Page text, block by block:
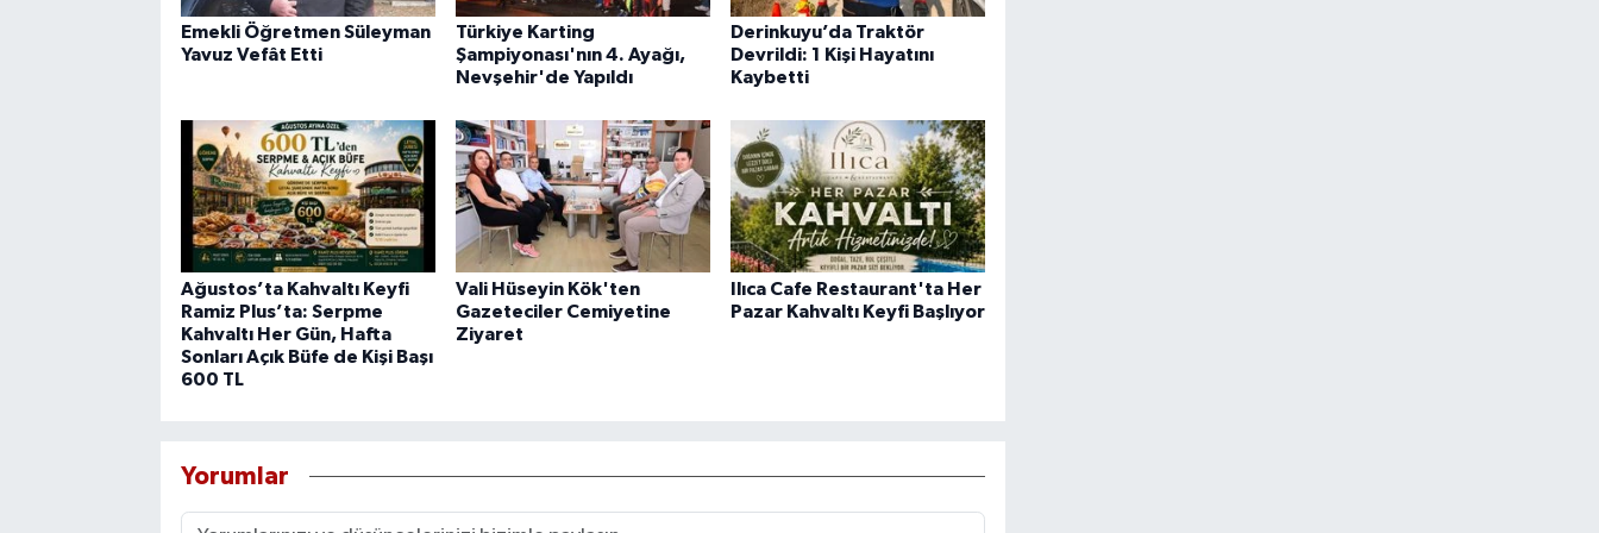
Emekli Öğretmen Süleyman
Yavuz Vefât Etti
Türkiye Karting
Şampiyonası'nın 4. Ayağı,
Nevşehir'de Yapıldı
Derinkuyu’da Traktör
Devrildi: 1 Kişi Hayatını
Kaybetti
Ağustos’ta Kahvaltı Keyfi
Ramiz Plus’ta: Serpme
Kahvaltı Her Gün, Hafta
Sonları Açık Büfe de Kişi Başı
600 TL
Vali Hüseyin Kök'ten
Gazeteciler Cemiyetine
Ziyaret
Ilıca Cafe Restaurant'ta Her
Pazar Kahvaltı Keyfi Başlıyor
Yorumlar